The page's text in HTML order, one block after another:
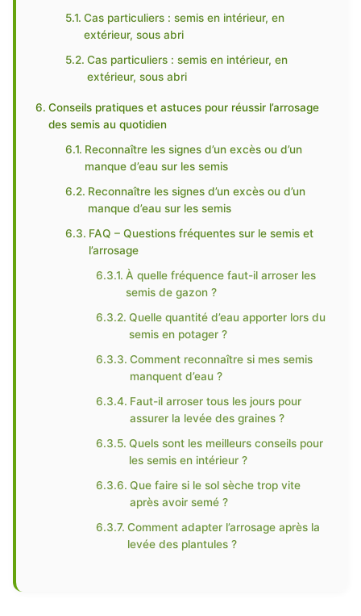
Cas particuliers : semis en intérieur, en
extérieur, sous abri
Cas particuliers : semis en intérieur, en
extérieur, sous abri
Conseils pratiques et astuces pour réussir l’arrosage
des semis au quotidien
Reconnaître les signes d’un excès ou d’un
manque d’eau sur les semis
Reconnaître les signes d’un excès ou d’un
manque d’eau sur les semis
FAQ – Questions fréquentes sur le semis et
l’arrosage
À quelle fréquence faut-il arroser les
semis de gazon ?
Quelle quantité d’eau apporter lors du
semis en potager ?
Comment reconnaître si mes semis
manquent d’eau ?
Faut-il arroser tous les jours pour
assurer la levée des graines ?
Quels sont les meilleurs conseils pour
les semis en intérieur ?
Que faire si le sol sèche trop vite
après avoir semé ?
Comment adapter l’arrosage après la
levée des plantules ?